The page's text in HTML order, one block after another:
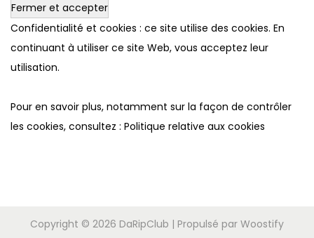
Confidentialité et cookies : ce site utilise des cookies. En
continuant à utiliser ce site Web, vous acceptez leur
utilisation.
Pour en savoir plus, notamment sur la façon de contrôler
les cookies, consultez : Politique relative aux cookies
Copyright © 2026 DaRipClub | Propulsé par Woostify